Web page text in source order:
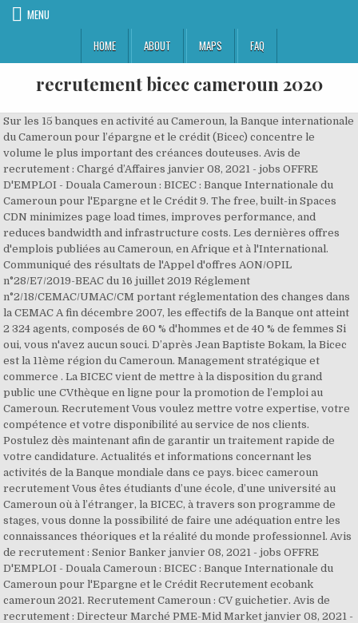
MENU
HOME
ABOUT MAPS FAQ
recrutement bicec cameroun 2020
Sur les 15 banques en activité au Cameroun, la Banque internationale
du Cameroun pour l’épargne et le crédit (Bicec) concentre le
volume le plus important des créances douteuses. Avis de
recrutement : Chargé d’Affaires janvier 08, 2021 - jobs OFFRE
D'EMPLOI - Douala Cameroun : BICEC : Banque Internationale du
Cameroun pour l'Epargne et le Crédit 9. The free, built-in Spaces
CDN minimizes page load times, improves performance, and
reduces bandwidth and infrastructure costs. Les dernières offres
d'emplois publiées au Cameroun, en Afrique et à l'International.
Communiqué des résultats de l'Appel d'offres AON/OPIL
n°28/E7/2019-BEAC du 16 juillet 2019 Réglement
n°2/18/CEMAC/UMAC/CM portant réglementation des changes dans
la CEMAC A fin décembre 2007, les effectifs de la Banque ont atteint
2 324 agents, composés de 60 % d'hommes et de 40 % de femmes Si
oui, vous n'avez aucun souci. D’après Jean Baptiste Bokam, la Bicec
est la 11ème région du Cameroun. Management stratégique et
commerce . La BICEC vient de mettre à la disposition du grand
public une CVthèque en ligne pour la promotion de l’emploi au
Cameroun. Recrutement Vous voulez mettre votre expertise, votre
compétence et votre disponibilité au service de nos clients.
Postulez dès maintenant afin de garantir un traitement rapide de
votre candidature. Actualités et informations concernant les
activités de la Banque mondiale dans ce pays. bicec cameroun
recrutement Vous êtes étudiants d’une école, d’une université au
Cameroun où à l’étranger, la BICEC, à travers son programme de
stages, vous donne la possibilité de faire une adéquation entre les
connaissances théoriques et la réalité du monde professionnel. Avis
de recrutement : Senior Banker janvier 08, 2021 - jobs OFFRE
D'EMPLOI - Douala Cameroun : BICEC : Banque Internationale du
Cameroun pour l'Epargne et le Crédit Recrutement ecobank
cameroun 2021. Recrutement Cameroun : CV guichetier. Avis de
recrutement : Directeur Marché PME-Mid Market janvier 08, 2021 -